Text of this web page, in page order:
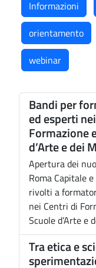
Informazioni
orientamento
webinar
Bandi per
ed esperti
Formazione
d’Arte e dei
Apertura dei
Roma Capitale
rivolti a
nei Centri di
Scuole d’Arte e
Tra etica e